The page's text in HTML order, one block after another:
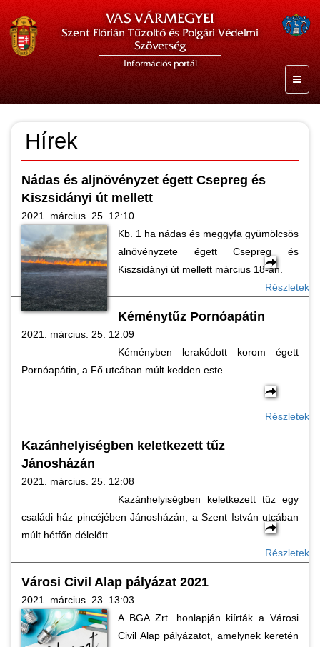
VAS VÁRMEGYEI
Szent Flórián Tűzoltó és Polgári Védelmi
Szövetség
Információs portál
Hírek
Nádas és aljnövényzet égett Csepreg és
Kiszsidányi út mellett
2021. március. 25. 12:10
Kb. 1 ha nádas és meggyfa gyümölcsös
alnövényzete égett Csepreg és
Kiszsidányi út mellett március 18-án.
Részletek
Kéménytűz Pornóapátin
2021. március. 25. 12:09
Kéményben lerakódott korom égett
Pornóapátin, a Fő utcában múlt kedden este.
Részletek
Kazánhelyiségben keletkezett tűz
Jánosházán
2021. március. 25. 12:08
Kazánhelyiségben keletkezett tűz egy
családi ház pincéjében Jánosházán, a Szent István utcában
múlt hétfőn délelőtt.
Részletek
Városi Civil Alap pályázat 2021
2021. március. 23. 13:03
A BGA Zrt. honlapján kiírták a Városi
Civil Alap pályázatot, amelynek keretén